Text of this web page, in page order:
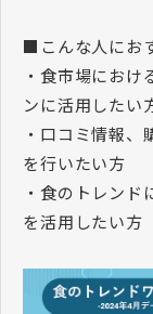
■こんな人にお
・食市場にお
ンに活用したい
・口コミ情報
を行いたい方
・食のトレン
を活用したい方